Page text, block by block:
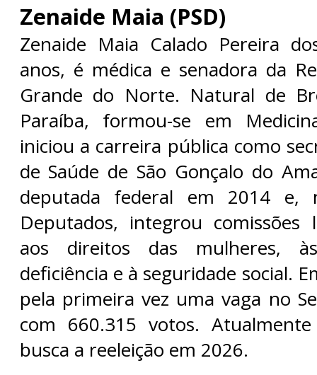
Zenaide Maia (PSD)
Zenaide Maia Calado Pereira
anos, é médica e senadora da
Grande do Norte. Natural de
Paraíba, formou-se em
iniciou a carreira pública como
de Saúde de São Gonçalo do
deputada federal em 2014 e,
Deputados, integrou comissões
aos direitos das mulheres,
deficiência e à seguridade social.
pela primeira vez uma vaga no
com 660.315 votos.
busca a reeleição em 2026.